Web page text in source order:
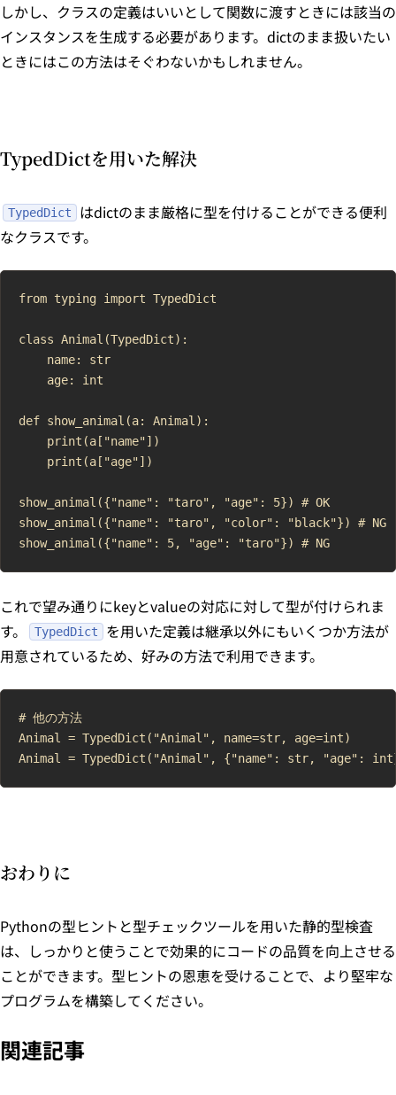
しかし、クラスの定義はいいとして関数に渡すときには該当の
インスタンスを生成する必要があります。dictのまま扱いたい
ときにはこの方法はそぐわないかもしれません。
TypedDictを用いた解決
TypedDict
はdictのまま厳格に型を付けることができる便利
なクラスです。
from typing import TypedDict
class Animal(TypedDict):
    name: str
    age: int
def show_animal(a: Animal):
    print(a["name"])
    print(a["age"])
show_animal({"name": "taro", "age": 5}) # OK
show_animal({"name": "taro", "color": "black"}) # NG
これで望み通りにkeyとvalueの対応に対して型が付けられま
す。
TypedDict
を用いた定義は継承以外にもいくつか方法が
用意されているため、好みの方法で利用できます。
# 他の方法
Animal = TypedDict("Animal", name=str, age=int)
おわりに
Pythonの型ヒントと型チェックツールを用いた静的型検査
は、しっかりと使うことで効果的にコードの品質を向上させる
ことができます。型ヒントの恩恵を受けることで、より堅牢な
プログラムを構築してください。
関連記事